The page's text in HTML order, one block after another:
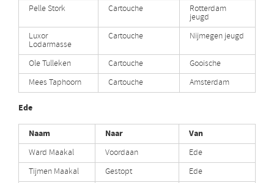
Pelle Stork
Cartouche Rotterdam
jeugd
Luxor
Lodarmasse
Cartouche Nijmegen jeugd
Ole Tulleken Cartouche
Gooische
Mees Taphoorn
Cartouche Amsterdam
Ede
Naam Naar Van
Ward Maakal Voordaan
Ede
Tijmen Maakal
Gestopt
Ede